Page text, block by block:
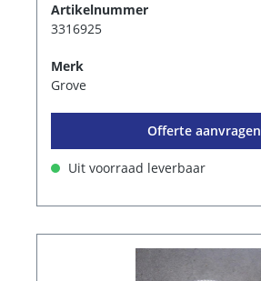
Artikelnummer
3316925
Merk
Grove
Offerte aanvragen
Uit voorraad leverbaar